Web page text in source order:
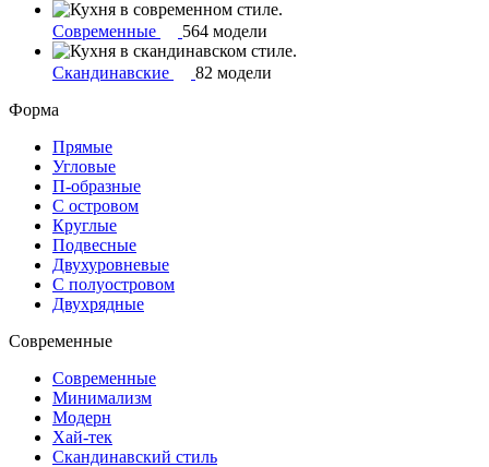
Современные 564 модели
Скандинавские
82 модели
Форма
Прямые
Угловые
П-образные
С островом
Круглые
Подвесные
Двухуровневые
С полуостровом
Двухрядные
Современные
Современные
Минимализм
Модерн
Хай-тек
Скандинавский стиль